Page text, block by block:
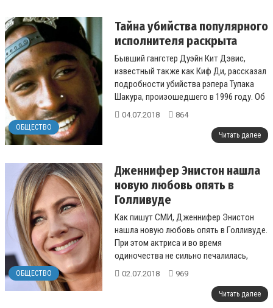
ОБЩЕСТВО
Тайна убийства популярного
исполнителя раскрыта
Бывший гангстер Дуэйн Кит Дэвис,
известный также как Киф Ди, рассказал
подробности убийства рэпера Тупака
Шакура, произошедшего в 1996 году. Об
этом пишет The Daily Mail....
04.07.2018 864
Читать далее
ОБЩЕСТВО
Дженнифер Энистон нашла
новую любовь опять в
Голливуде
Как пишут СМИ, Дженнифер Энистон
нашла новую любовь опять в Голливуде.
При этом актриса и во время
одиночества не сильно печалилась,
проведя с пол десятка различных
02.07.2018 969
Читать далее